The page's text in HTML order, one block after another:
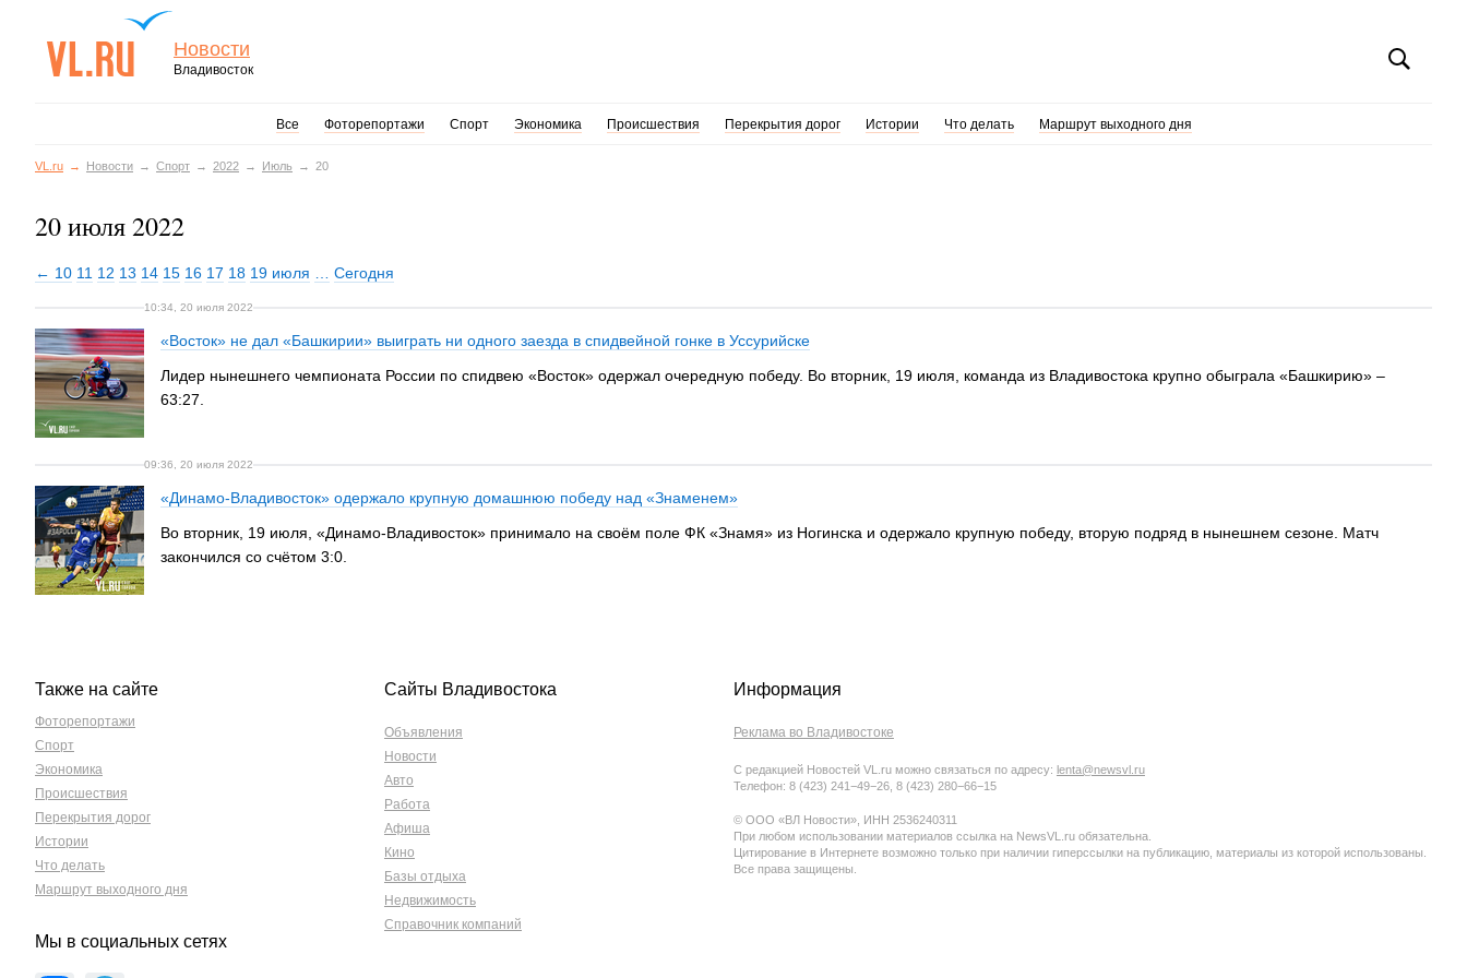
Новости
Владивосток
Все Фоторепортажи Спорт Экономика Происшествия Перекрытия дорог Истории Что делать Маршрут выходного дня
VL.ru Новости Спорт 2022 Июль 20
20 июля 2022
← 10 11 12 13 14 15 16 17 18 19 июля Сегодня
10:34, 20 июля 2022
«Восток» не дал «Башкирии» выиграть ни одного заезда в спидвейной гонке в Уссурийске
Лидер нынешнего чемпионата России по спидвею «Восток» одержал очередную победу. Во вторник, 19 июля, команда из Владивостока крупно обыграла «Башкирию» –
63:27.
09:36, 20 июля 2022
«Динамо-Владивосток» одержало крупную домашнюю победу над «Знаменем»
Во вторник, 19 июля, «Динамо-Владивосток» принимало на своём поле ФК «Знамя» из Ногинска и одержало крупную победу, вторую подряд в нынешнем сезоне. Матч
закончился со счётом 3:0.
Также на сайте
Фоторепортажи
Спорт
Экономика
Происшествия
Перекрытия дорог
Истории
Что делать
Маршрут выходного дня
Мы в социальных сетях
Сайты Владивостока
Объявления
Новости
Авто
Работа
Афиша
Кино
Базы отдыха
Недвижимость
Справочник компаний
Информация
Реклама во Владивостоке
С редакцией Новостей VL.ru можно связаться по адресу: lenta@newsvl.ru
Телефон: 8 (423) 241−49−26, 8 (423) 280−66−15
© ООО «ВЛ Новости», ИНН 2536240311
При любом использовании материалов ссылка на NewsVL.ru обязательна.
Цитирование в Интернете возможно только при наличии гиперссылки на публикацию, материалы из которой использованы.
Все права защищены.